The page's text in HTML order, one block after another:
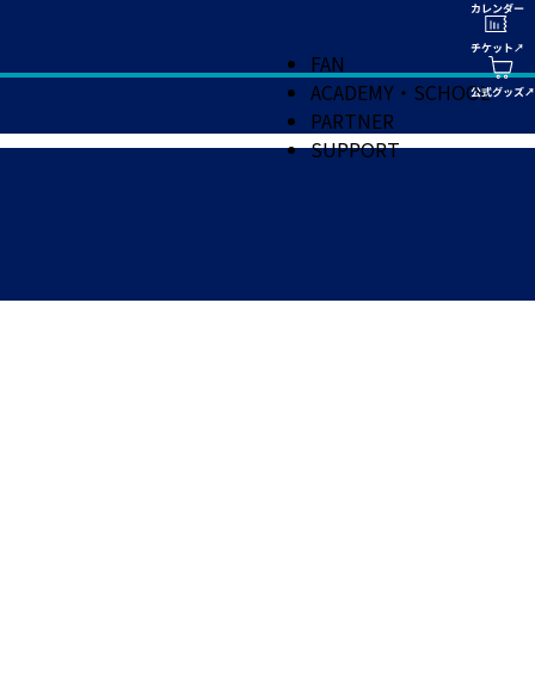
FAN
ACADEMY・SCHOOL
PARTNER
SUPPORT